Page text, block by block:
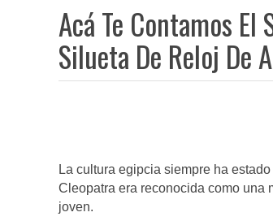
Acá Te Contamos El
Silueta De Reloj De
La cultura egipcia siempre ha
Cleopatra era reconocida como una
joven.